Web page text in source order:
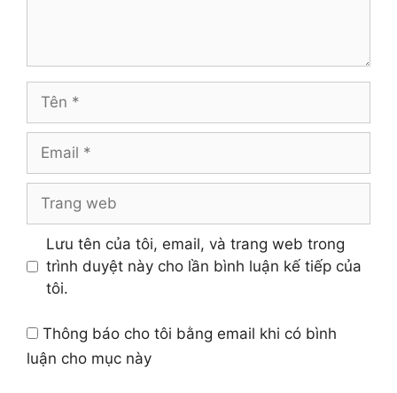
Tên
Email
Trang
Lưu tên của tôi, email, và trang web trong
trình duyệt này cho lần bình luận kế tiếp của
tôi.
Thông báo cho tôi bằng email khi có bình
luận cho mục này